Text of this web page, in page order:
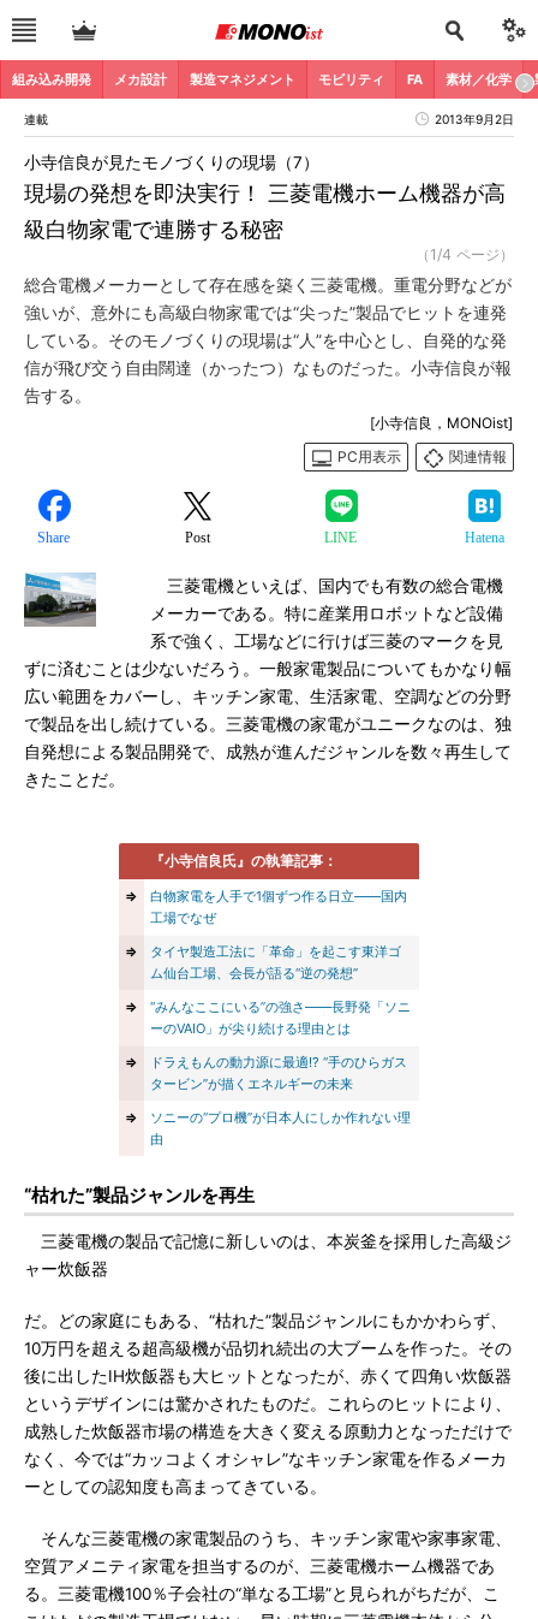
組み込み開発 メカ設計 製造マネジメント モビリティ FA 素材／化学
連載 2013年9月2日
現場の発想を即決実行！ 三菱電機ホーム機器が高
級白物家電で連勝する秘密
小寺信良が見たモノづくりの現場（7）
（1/4 ページ）
総合電機メーカーとして存在感を築く三菱電機。重電分野などが
強いが、意外にも高級白物家電では“尖った”製品でヒットを連発
している。そのモノづくりの現場は“人”を中心とし、自発的な発
信が飛び交う自由闊達（かったつ）なものだった。小寺信良が報
告する。
[小寺信良，MONOist]
PC用表示
関連情報
Share Post LINE Hatena
三菱電機といえば、国内でも有数の総合電機
メーカーである。特に産業用ロボットなど設備
系で強く、工場などに行けば三菱のマークを見
ずに済むことは少ないだろう。一般家電製品についてもかなり幅
広い範囲をカバーし、キッチン家電、生活家電、空調などの分野
で製品を出し続けている。三菱電機の家電がユニークなのは、独
自発想による製品開発で、成熟が進んだジャンルを数々再生して
きたことだ。
『小寺信良氏』の執筆記事：
⇒
白物家電を人手で1個ずつ作る日立――国内
工場でなぜ
⇒
タイヤ製造工法に「革命」を起こす東洋ゴ
ム仙台工場、会長が語る“逆の発想”
⇒
“みんなここにいる”の強さ――長野発「ソニ
ーのVAIO」が尖り続ける理由とは
⇒
ドラえもんの動力源に最適!? “手のひらガス
タービン”が描くエネルギーの未来
⇒
ソニーの“プロ機”が日本人にしか作れない理
由
“枯れた”製品ジャンルを再生
三菱電機の製品で記憶に新しいのは、本炭釜を採用した高級ジ
ャー炊飯器
だ。どの家庭にもある、“枯れた”製品ジャンルにもかかわらず、
10万円を超える超高級機が品切れ続出の大ブームを作った。その
後に出したIH炊飯器も大ヒットとなったが、赤くて四角い炊飯器
というデザインには驚かされたものだ。これらのヒットにより、
成熟した炊飯器市場の構造を大きく変える原動力となっただけで
なく、今では“カッコよくオシャレ”なキッチン家電を作るメーカ
ーとしての認知度も高まってきている。
そんな三菱電機の家電製品のうち、キッチン家電や家事家電、
空質アメニティ家電を担当するのが、三菱電機ホーム機器であ
る。三菱電機100％子会社の“単なる工場”と見られがちだが、こ